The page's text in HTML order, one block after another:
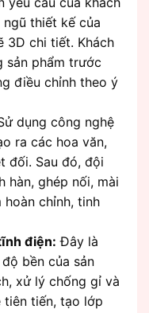
thiết kế của
3D chi tiết. Khách
sản phẩm trước
điều chỉnh theo ý
dụng công nghệ
ra các hoa văn,
đối. Sau đó, đội
hàn, ghép nối, mài
chỉnh, tinh
điện: Đây là
bền của sản
xử lý chống gỉ và
tiên tiến, tạo lớp